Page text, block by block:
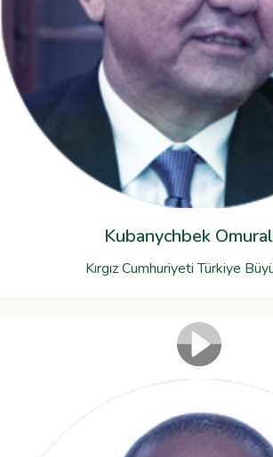
Kubanychbek
Kırgız Cumhuriyeti Türkiye